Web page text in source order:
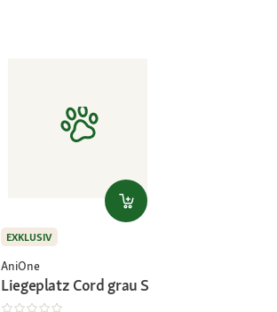
EXKLUSIV
AniOne
Liegeplatz Cord grau S